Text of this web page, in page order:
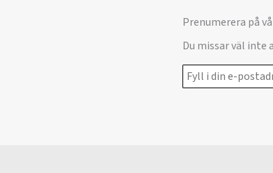
Prenumerera på
Du missar väl